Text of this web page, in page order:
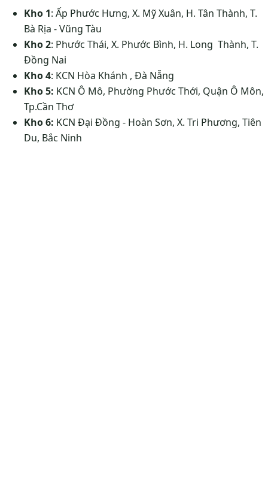
Kho 1: Ấp Phước Hưng, X. Mỹ Xuân, H. Tân Thành, T.
Bà Rịa - Vũng Tàu
Kho 2: Phước Thái, X. Phước Bình, H. Long Thành, T.
Đồng Nai
Kho 4: KCN Hòa Khánh , Đà Nẵng
Kho 5: KCN Ô Mô, Phường Phước Thới, Quận Ô Môn,
Tp.Cần Thơ
Kho 6: KCN Đại Đồng - Hoàn Sơn, X. Tri Phương, Tiên
Du, Bắc Ninh